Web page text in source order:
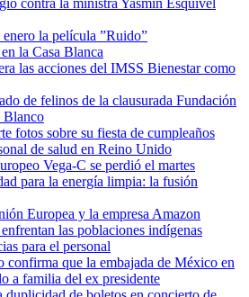
contra la ministra Yasmín Esquivel
la película ”Ruido”
la Casa Blanca
las acciones del IMSS Bienestar como
de felinos de la clausurada Fundación
Blanco
fotos sobre su fiesta de cumpleaños
de salud en Reino Unido
Vega-C se perdió el martes
para la energía limpia: la fusión
Europea y la empresa Amazon
las poblaciones indígenas
para el personal
confirma que la embajada de México en
a familia del ex presidente